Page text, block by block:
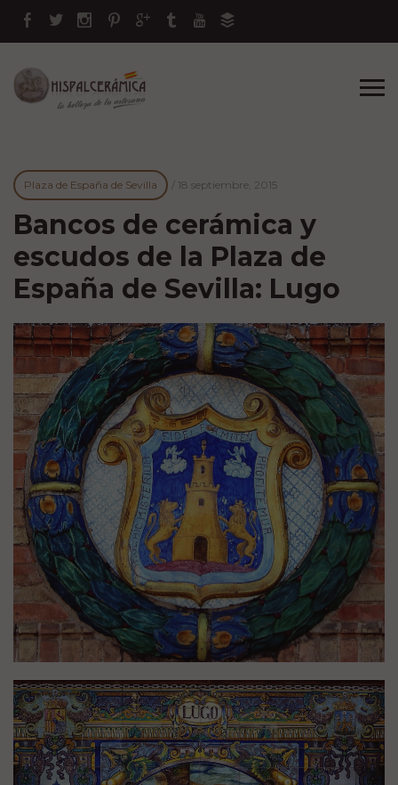
Plaza de España de Sevilla / 18 septiembre, 2015
Bancos de cerámica y
escudos de la Plaza de
España de Sevilla: Lugo